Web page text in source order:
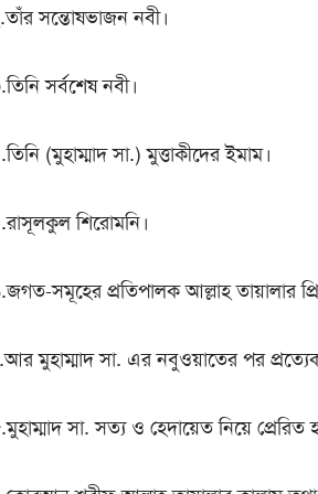
সন্তোষভাজন নবী।
সর্বশেষ নবী।
(মুহাম্মাদ সা.) মুত্তাকীদের ইমাম।
শিরোমনি।
সমূহের প্রতিপালক আল্লাহ তায়ালার
মুহাম্মাদ সা. এর নবুওয়াতের পর প্রত্যেক
সা. সত্য ও হেদায়েত নিয়ে